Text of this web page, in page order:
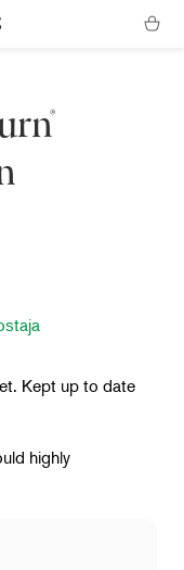
Kept up to date
highly